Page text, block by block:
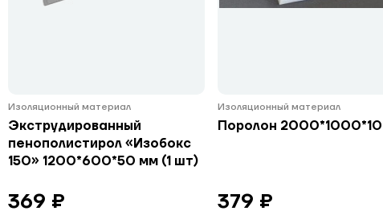
Изоляционный материал
Экструдированный
пенополистирол «Изобокс
150» 1200*600*50 мм (1 шт)
369 ₽
Изоляционный материал
Поролон 2000*1000*10
379 ₽